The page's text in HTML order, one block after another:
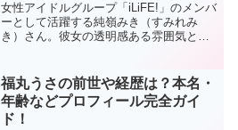
女性アイドルグループ「iLiFE!」のメンバ
ーとして活躍する純嶺みき（すみれみ
き）さん。彼女の透明感ある雰囲気と抜
て彼女のパフォーマンスを見たとき、
「この子、只者じゃな...
福丸うさの前世や経歴は？本名・
年齢などプロフィール完全ガイ
ド！